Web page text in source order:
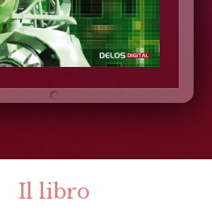
Il libro